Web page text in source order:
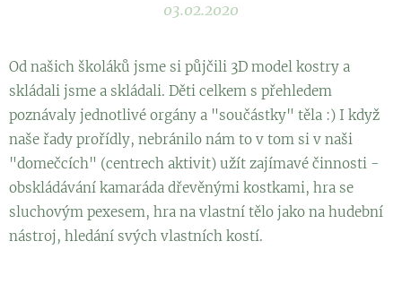
03.02.2020
Od našich školáků jsme si půjčili 3D model kostry a
skládali jsme a skládali. Děti celkem s přehledem
poznávaly jednotlivé orgány a "součástky" těla :) I když
naše řady prořídly, nebránilo nám to v tom si v naši
"domečcích" (centrech aktivit) užít zajímavé činnosti -
obskládávání kamaráda dřevěnými kostkami, hra se
sluchovým pexesem, hra na vlastní tělo jako na hudební
nástroj, hledání svých vlastních kostí.